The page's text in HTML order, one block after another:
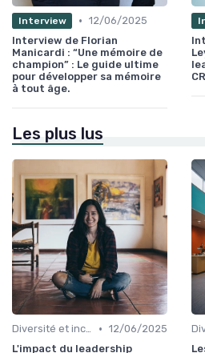
Interview • 12/06/2025
Interview de Florian
Manicardi : “Une mémoire de
champion” : Le guide ultime
pour développer sa mémoire
à tout âge.
Les plus lus
Diversité et inclusion • 12/06/2025
L'impact du leadership